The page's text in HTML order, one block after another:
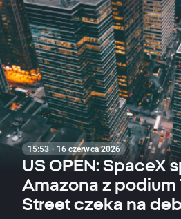
15:53 · 16 czerwca 2026
US OPEN: SpaceX
Amazona z podium
Street czeka na